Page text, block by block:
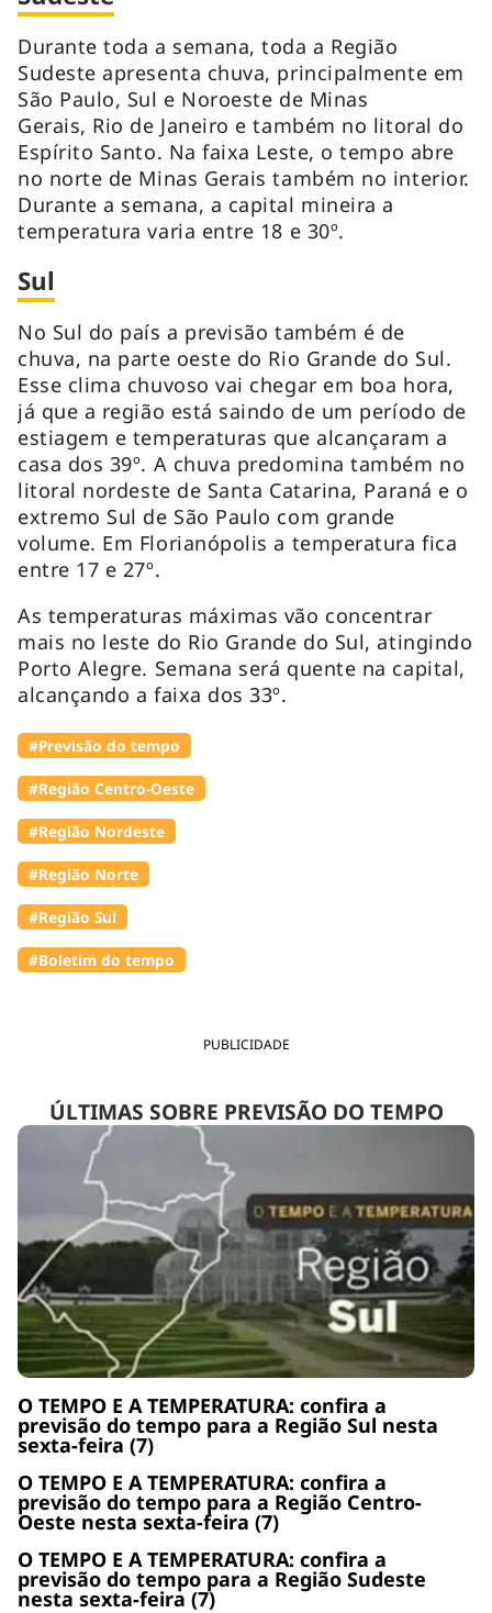
PUBLICIDADE
ÚLTIMAS SOBRE PREVISÃO DO TEMPO
O TEMPO E A TEMPERATURA: confira a
previsão do tempo para a Região Sul nesta
sexta-feira (7)
O TEMPO E A TEMPERATURA: confira a
previsão do tempo para a Região Centro-
Oeste nesta sexta-feira (7)
O TEMPO E A TEMPERATURA: confira a
previsão do tempo para a Região Sudeste
nesta sexta-feira (7)
Durante toda a semana, toda a Região
Sudeste apresenta chuva, principalmente em
São Paulo, Sul e Noroeste de Minas
Gerais, Rio de Janeiro e também no litoral do
Espírito Santo. Na faixa Leste, o tempo abre
no norte de Minas Gerais também no interior.
Durante a semana, a capital mineira a
temperatura varia entre 18 e 30º.
Sul
No Sul do país a previsão também é de
chuva, na parte oeste do Rio Grande do Sul.
Esse clima chuvoso vai chegar em boa hora,
já que a região está saindo de um período de
estiagem e temperaturas que alcançaram a
casa dos 39º. A chuva predomina também no
litoral nordeste de Santa Catarina, Paraná e o
extremo Sul de São Paulo com grande
volume. Em Florianópolis a temperatura fica
entre 17 e 27º.
As temperaturas máximas vão concentrar
mais no leste do Rio Grande do Sul, atingindo
Porto Alegre. Semana será quente na capital,
alcançando a faixa dos 33º.
#Previsão do tempo
#Região Centro-Oeste
#Região Nordeste
#Região Norte
#Região Sul
#Boletim do tempo